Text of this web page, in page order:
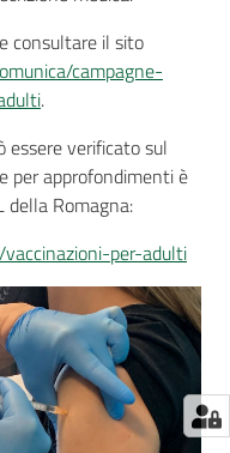
consultare il sito
campagne-
.
essere verificato sul
per approfondimenti è
della Romagna:
per-adulti